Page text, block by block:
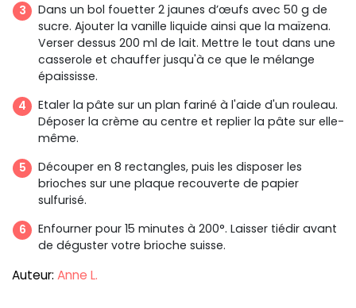
Dans un bol fouetter 2 jaunes d’œufs avec 50 g de
sucre. Ajouter la vanille liquide ainsi que la maïzena.
Verser dessus 200 ml de lait. Mettre le tout dans une
casserole et chauffer jusqu'à ce que le mélange
épaississe.
Etaler la pâte sur un plan fariné à l'aide d'un rouleau.
Déposer la crème au centre et replier la pâte sur elle-
même.
Découper en 8 rectangles, puis les disposer les
brioches sur une plaque recouverte de papier
sulfurisé.
Enfourner pour 15 minutes à 200°. Laisser tiédir avant
de déguster votre brioche suisse.
Auteur: Anne L.